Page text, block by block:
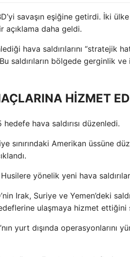
savaşın eşiğine getirdi. İki
açıklama daha geldi.
hava saldırılarını “stratejik
saldırıların bölgede gerginlik
HİZMET
hava saldırısı düzenledi.
sınırındaki Amerikan üssüne
yönelik yeni hava
Irak, Suriye ve Yemen’deki
ulaşmaya hizmet ettiğini
yurt dışında operasyonlarını